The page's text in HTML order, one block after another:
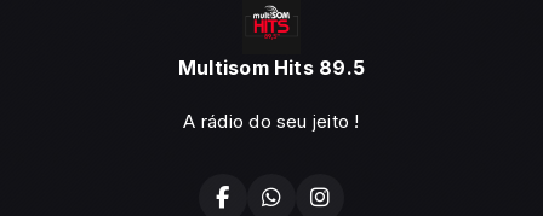
Multisom Hits 89.5
A rádio do seu jeito !